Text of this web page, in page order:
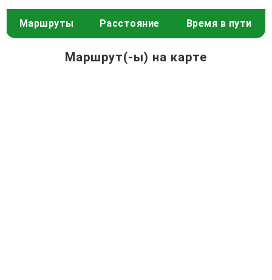
Маршруты Расстояние Время в пути
Маршрут(-ы) на карте